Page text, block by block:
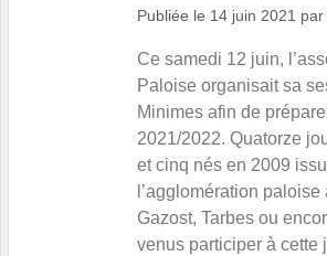
Publiée le 14 juin 2021 par
Ce samedi 12 juin,
Paloise organisait sa
Minimes afin de
2021/2022. Quatorze
et cinq nés en 2009
l’agglomération
Gazost, Tarbes ou
venus participer à cette